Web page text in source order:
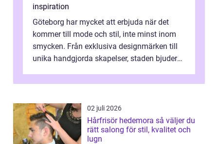
inspiration
Göteborg har mycket att erbjuda när det
kommer till mode och stil, inte minst inom
smycken. Från exklusiva designmärken till
unika handgjorda skapelser, staden bjuder
02 juli 2026
Hårfrisör hedemora så väljer du
rätt salong för stil, kvalitet och
lugn